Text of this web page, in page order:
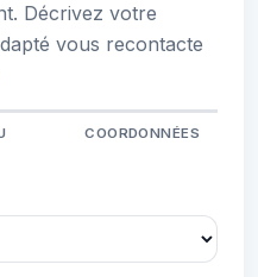
Décrivez votre
vous recontacte
COORDONNÉES